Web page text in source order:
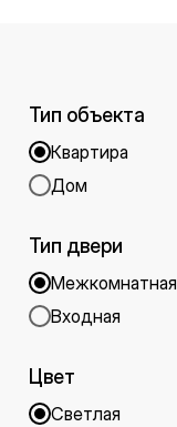
Тип объекта
Квартира
Дом
Тип двери
Межкомнатная
Входная
Цвет
Светлая